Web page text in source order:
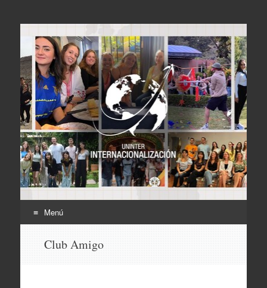
Internacionalización
UNINTER
Menú
Club Amigo